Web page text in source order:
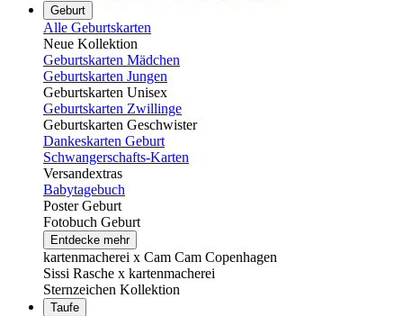
Geburt
Alle Geburtskarten
Neue Kollektion
Geburtskarten Mädchen
Geburtskarten Jungen
Geburtskarten Unisex
Geburtskarten Zwillinge
Geburtskarten Geschwister
Dankeskarten Geburt
Schwangerschafts-Karten
Versandextras
Babytagebuch
Poster Geburt
Fotobuch Geburt
Entdecke mehr
kartenmacherei x Cam Cam Copenhagen
Sissi Rasche x kartenmacherei
Sternzeichen Kollektion
Taufe